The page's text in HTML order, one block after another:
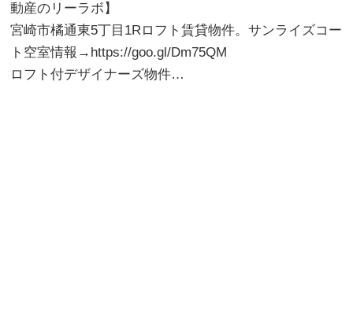
動産のリーラボ】
宮崎市橘通東5丁目1Rロフト賃貸物件。サンライズコー
ト空室情報→https://goo.gl/Dm75QM
ロフト付デザイナーズ物件…